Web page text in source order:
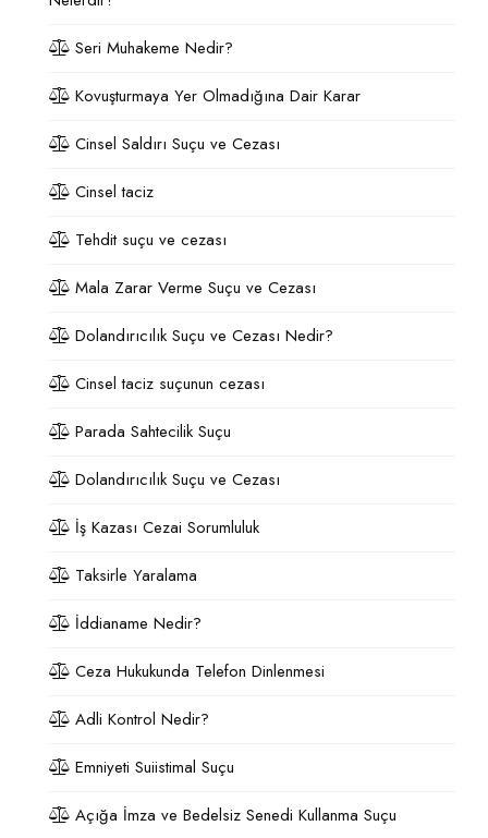
Seri Muhakeme Nedir?
Kovuşturmaya Yer Olmadığına Dair Karar
Cinsel Saldırı Suçu ve Cezası
Cinsel taciz
Tehdit suçu ve cezası
Mala Zarar Verme Suçu ve Cezası
Dolandırıcılık Suçu ve Cezası Nedir?
Cinsel taciz suçunun cezası
Parada Sahtecilik Suçu
Dolandırıcılık Suçu ve Cezası
İş Kazası Cezai Sorumluluk
Taksirle Yaralama
İddianame Nedir?
Ceza Hukukunda Telefon Dinlenmesi
Adli Kontrol Nedir?
Emniyeti Suiistimal Suçu
Açığa İmza ve Bedelsiz Senedi Kullanma Suçu